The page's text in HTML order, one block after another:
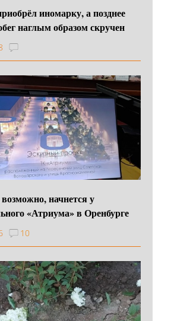
иномарку, а позднее
наглым образом скручен
начнется у
«Атриума» в Оренбурге
10